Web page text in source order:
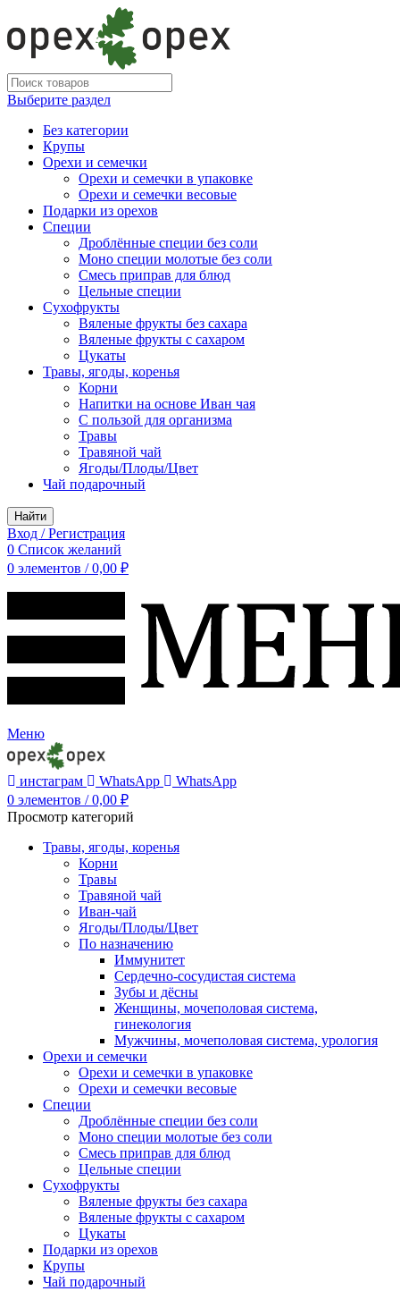
Выберите раздел
Без категории
Крупы
Орехи и семечки
Орехи и семечки в упаковке
Орехи и семечки весовые
Подарки из орехов
Специи
Дроблённые специи без соли
Моно специи молотые без соли
Смесь приправ для блюд
Цельные специи
Сухофрукты
Вяленые фрукты без сахара
Вяленые фрукты с сахаром
Цукаты
Травы, ягоды, коренья
Корни
Напитки на основе Иван чая
С пользой для организма
Травы
Травяной чай
Ягоды/Плоды/Цвет
Чай подарочный
Найти
Вход / Регистрация
0 Список желаний
0 элементов / 0,00 ₽
Меню
инстаграм WhatsApp
WhatsApp
0 элементов / 0,00 ₽
Просмотр категорий
Травы, ягоды, коренья
Корни
Травы
Травяной чай
Иван-чай
Ягоды/Плоды/Цвет
По назначению
Иммунитет
Сердечно-сосудистая система
Зубы и дёсны
Женщины, мочеполовая система,
гинекология
Мужчины, мочеполовая система, урология
Орехи и семечки
Орехи и семечки в упаковке
Орехи и семечки весовые
Специи
Дроблённые специи без соли
Моно специи молотые без соли
Смесь приправ для блюд
Цельные специи
Сухофрукты
Вяленые фрукты без сахара
Вяленые фрукты с сахаром
Цукаты
Подарки из орехов
Крупы
Чай подарочный